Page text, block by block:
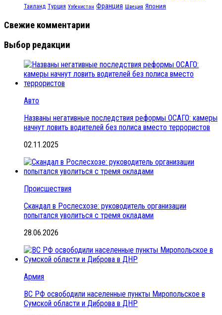
Таиланд Турция Узбекистан Франция Швеция Япония
Свежие комментарии
Выбор редакции
Авто
Названы негативные последствия реформы ОСАГО: камеры
начнут ловить водителей без полиса вместо террористов
02.11.2025
Происшествия
Скандал в Рослесхозе: руководитель организации
попытался уволиться с тремя окладами
28.06.2026
Армия
ВС РФ освободили населенные пункты Миропольское в
Сумской области и Диброва в ДНР